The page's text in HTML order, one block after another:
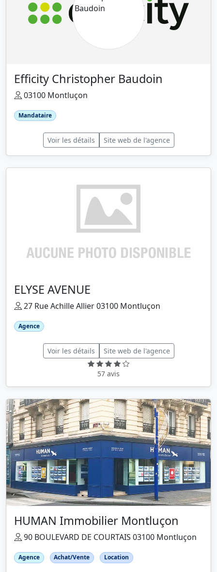
Efficity Christopher Baudoin
03100 Montluçon
Mandataire
Voir les détails Site web de l'agence
ELYSE AVENUE
27 Rue Achille Allier 03100 Montluçon
Agence
Voir les détails Site web de l'agence
57 avis
HUMAN Immobilier Montluçon
90 BOULEVARD DE COURTAIS 03100 Montluçon
Agence Achat/Vente Location